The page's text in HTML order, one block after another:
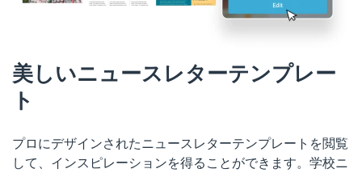
美しいニュースレターテンプレー
ト
プロにデザインされたニュースレターテンプレートを閲覧
して、インスピレーションを得ることができます。学校ニ